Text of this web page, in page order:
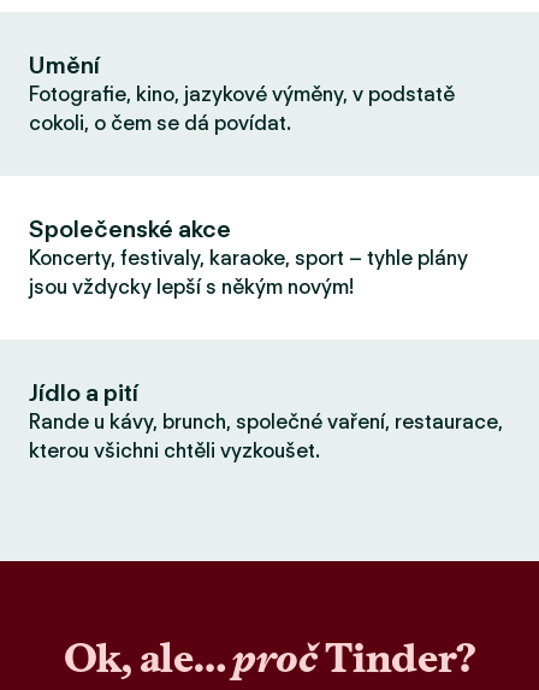
Umění
Fotografie, kino, jazykové výměny, v podstatě
cokoli, o čem se dá povídat.
Společenské akce
Koncerty, festivaly, karaoke, sport – tyhle plány
jsou vždycky lepší s někým novým!
Jídlo a pití
Rande u kávy, brunch, společné vaření, restaurace,
kterou všichni chtěli vyzkoušet.
Ok, ale…pročTinder?